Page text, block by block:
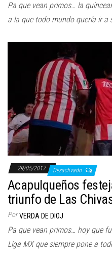
Pa que vean primos… la
a la que todo mundo quería ir a
29/05/2017 Desactivado
Acapulqueños
triunfo de Las
Por VERDA DE DIOJ
Pa que vean primos… hoy que
Liga MX que siempre pone a